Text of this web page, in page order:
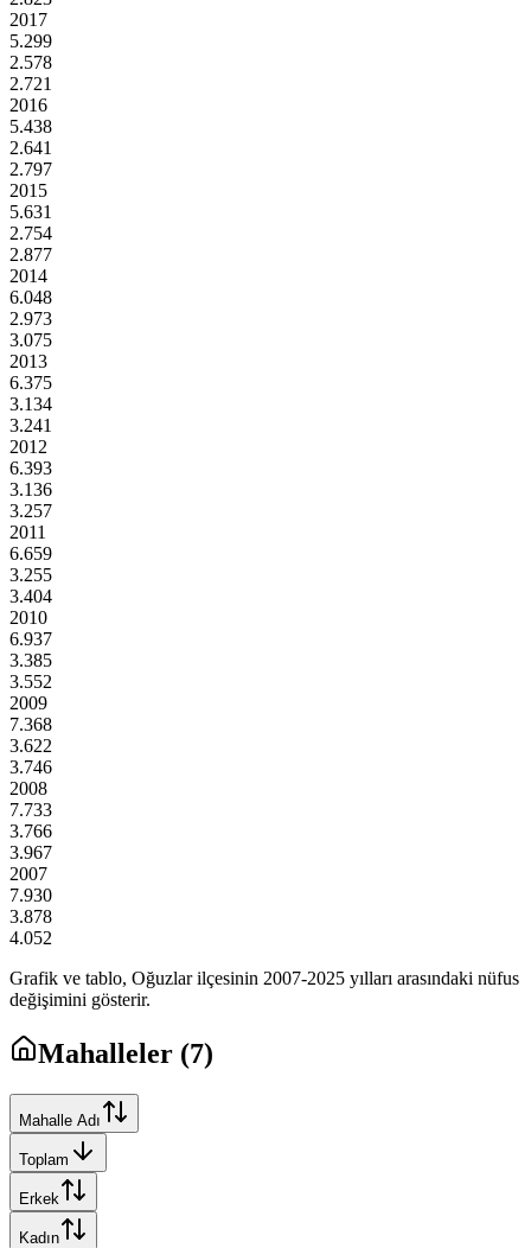
2017
5.299
2.578
2.721
2016
5.438
2.641
2.797
2015
5.631
2.754
2.877
2014
6.048
2.973
3.075
2013
6.375
3.134
3.241
2012
6.393
3.136
3.257
2011
6.659
3.255
3.404
2010
6.937
3.385
3.552
2009
7.368
3.622
3.746
2008
7.733
3.766
3.967
2007
7.930
3.878
4.052
Grafik ve tablo, Oğuzlarilçesinin 2007-2025 yılları arasındaki nüfus
değişimini gösterir.
Mahalleler (7)
Mahalle Adı
Toplam
Erkek
Kadın